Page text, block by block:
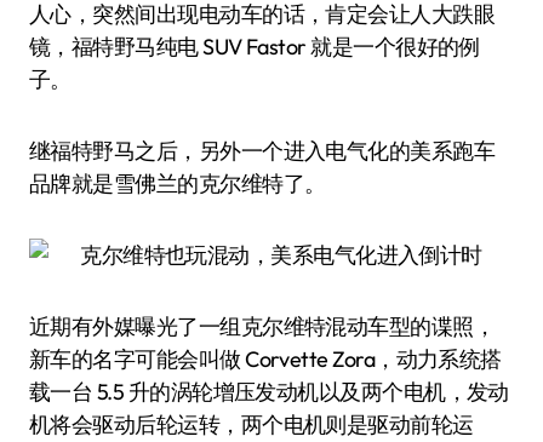
人心，突然间出现电动车的话，肯定会让人大跌眼
镜，福特野马纯电 SUV Fastor 就是一个很好的例
子。
继福特野马之后，另外一个进入电气化的美系跑车
品牌就是雪佛兰的克尔维特了。
近期有外媒曝光了一组克尔维特混动车型的谍照，
新车的名字可能会叫做 Corvette Zora，动力系统搭
载一台 5.5 升的涡轮增压发动机以及两个电机，发动
机将会驱动后轮运转，两个电机则是驱动前轮运